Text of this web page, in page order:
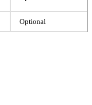
Optional